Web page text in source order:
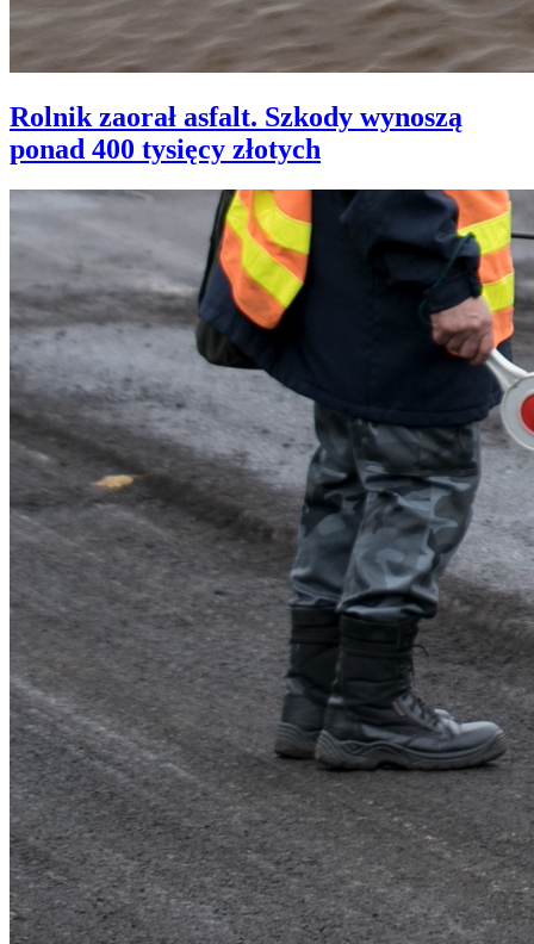
Rolnik zaorał asfalt. Szkody wynoszą
ponad 400 tysięcy złotych